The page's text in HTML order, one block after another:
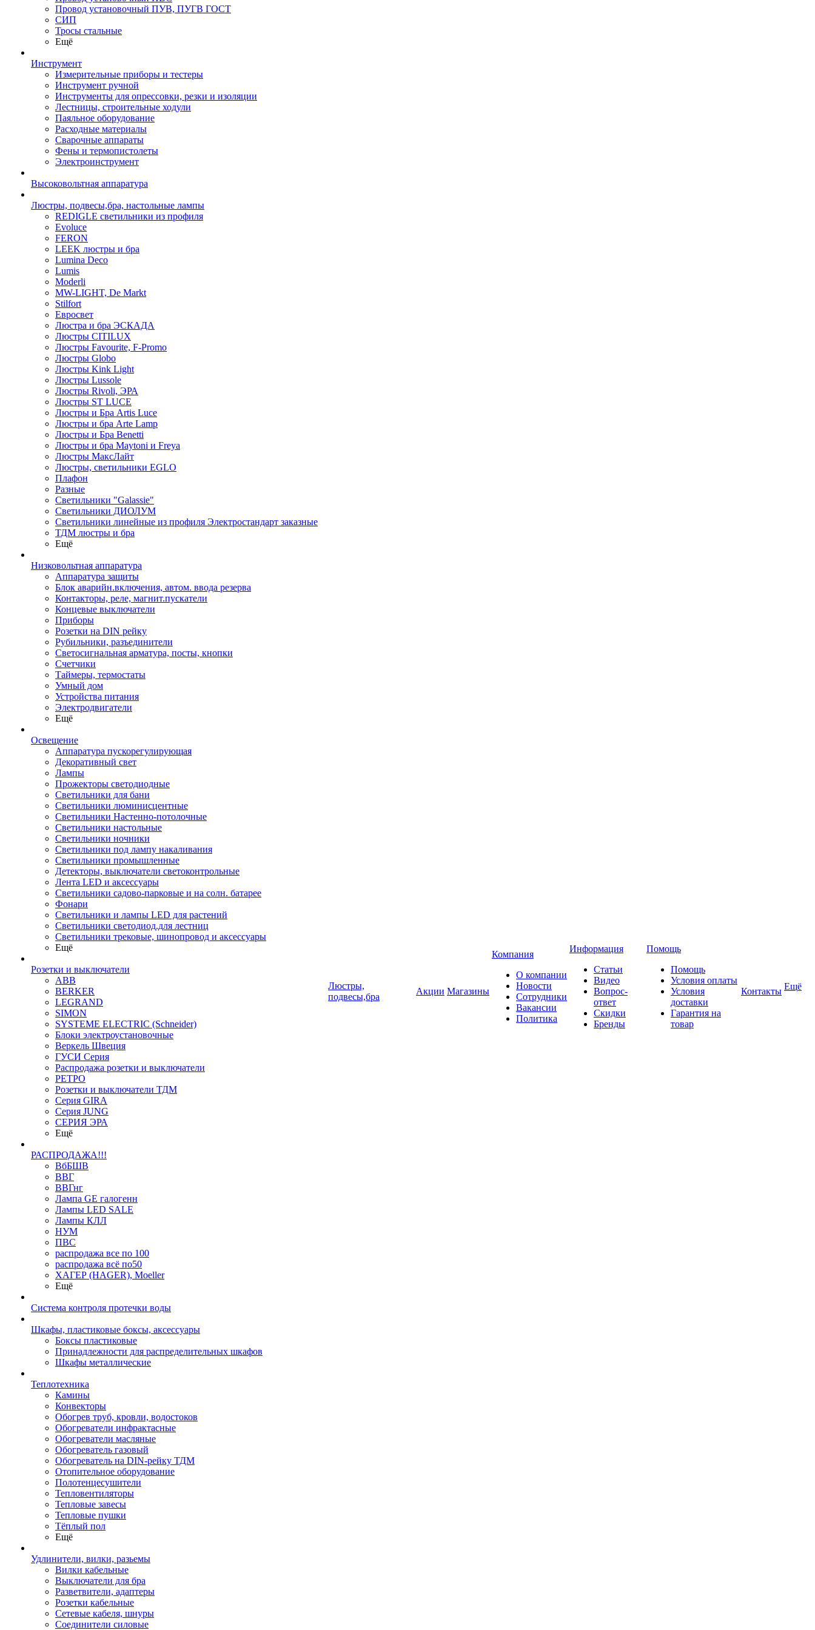
Провод установочный ПУВ, ПУГВ ГОСТ
СИП
Тросы стальные
Ещё
Инструмент
Измерительные приборы и тестеры
Инструмент ручной
Инструменты для опрессовки, резки и изоляции
Лестницы, строительные ходули
Паяльное оборудование
Расходные материалы
Сварочные аппараты
Фены и термопистолеты
Электроинструмент
Высоковольтная аппаратура
Люстры, подвесы,бра, настольные лампы
REDIGLE светильники из профиля
Evoluce
FERON
LEEK люстры и бра
Lumina Deco
Lumis
Moderli
MW-LIGHT, De Markt
Stilfort
Евросвет
Люстра и бра ЭСКАДА
Люстры CITILUX
Люстры Favourite, F-Promo
Люстры Globo
Люстры Kink Light
Люстры Lussole
Люстры Rivoli, ЭРА
Люстры ST LUCE
Люстры и Бра Artis Luce
Люстры и бра Arte Lamp
Люстры и Бра Benetti
Люстры и бра Maytoni и Freya
Люстры МаксЛайт
Люстры, светильники EGLO
Плафон
Разные
Светильники "Galassie"
Светильники ДИОЛУМ
Светильники линейные из профиля Электростандарт заказные
ТДМ люстры и бра
Ещё
Низковольтная аппаратура
Аппаратура защиты
Блок аварийн.включения, автом. ввода резерва
Контакторы, реле, магнит.пускатели
Концевые выключатели
Приборы
Розетки на DIN рейку
Рубильники, разъединители
Светосигнальная арматура, посты, кнопки
Счетчики
Таймеры, термостаты
Умный дом
Устройства питания
Электродвигатели
Ещё
Освещение
Аппаратура пускорегулирующая
Декоративный свет
Лампы
Прожекторы светодиодные
Светильники для бани
Светильники люминисцентные
Светильники Настенно-потолочные
Светильники настольные
Светильники ночники
Светильники под лампу накаливания
Светильники промышленные
Детекторы, выключатели светоконтрольные
Лента LED и аксессуары
Светильники садово-парковые и на солн. батарее
Фонари
Светильники и лампы LED для растений
Светильники светодиод.для лестниц
Светильники трековые, шинопровод и аксессуары
Ещё
Розетки и выключатели
ABB
BERKER
LEGRAND
SIMON
SYSTEME ELECTRIC (Schneider)
Блоки электроустановочные
Веркель Швеция
ГУСИ Серия
Распродажа розетки и выключатели
РЕТРО
Розетки и выключатели ТДМ
Серия GIRA
Серия JUNG
СЕРИЯ ЭРА
Ещё
РАСПРОДАЖА!!!
ВбБШВ
ВВГ
ВВГнг
Лампа GE галогенн
Лампы LED SALE
Лампы КЛЛ
НУМ
ПВС
распродажа все по 100
распродажа всё по50
ХАГЕР (HAGER), Moeller
Ещё
Система контроля протечки воды
Шкафы, пластиковые боксы, аксессуары
Боксы пластиковые
Принадлежности для распределительных шкафов
Шкафы металлические
Теплотехника
Камины
Конвекторы
Обогрев труб, кровли, водостоков
Обогреватели инфрактасные
Обогреватели масляные
Обогреватель газовый
Обогреватель на DIN-рейку ТДМ
Отопительное оборудование
Полотенцесушители
Тепловентиляторы
Тепловые завесы
Тепловые пушки
Тёплый пол
Ещё
Удлинители, вилки, разьемы
Вилки кабельные
Выключатели для бра
Разветвители, адаптеры
Розетки кабельные
Сетевые кабеля, шнуры
Соединители силовые
Люстры,
подвесы,бра
Акции Магазины
Компания
О компании
Новости
Сотрудники
Вакансии
Политика
Информация
Статьи
Видео
Вопрос-
ответ
Скидки
Бренды
Помощь
Помощь
Условия оплаты
Условия
доставки
Гарантия на
товар
Контакты Ещё